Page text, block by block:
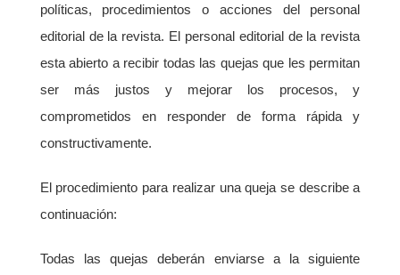
políticas, procedimientos o acciones del personal
editorial de la revista. El personal editorial de la revista
esta abierto a recibir todas las quejas que les permitan
ser más justos y mejorar los procesos, y
comprometidos en responder de forma rápida y
constructivamente.
El procedimiento para realizar una queja se describe a
continuación:
Todas las quejas deberán enviarse a la siguiente